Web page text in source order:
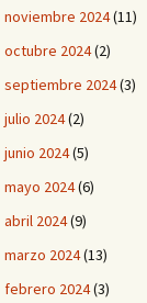
noviembre 2024(11)
octubre 2024(2)
septiembre 2024(3)
julio 2024(2)
junio 2024(5)
mayo 2024(6)
abril 2024(9)
marzo 2024(13)
febrero 2024(3)